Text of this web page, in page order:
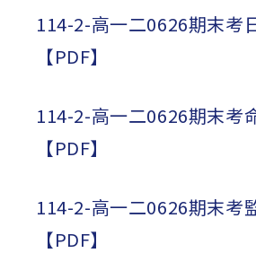
114-2-高一二0626期末考
【PDF】
114-2-高一二0626期末考
【PDF】
114-2-高一二0626期末考
【PDF】